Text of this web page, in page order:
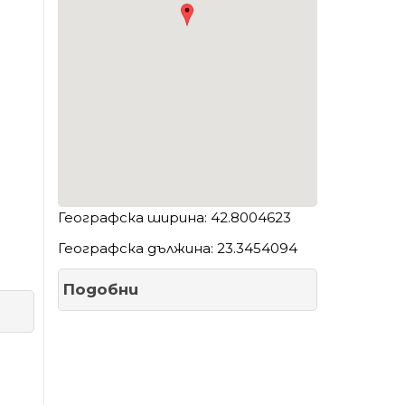
Географска ширина: 42.8004623
Географска дължина: 23.3454094
Подобни